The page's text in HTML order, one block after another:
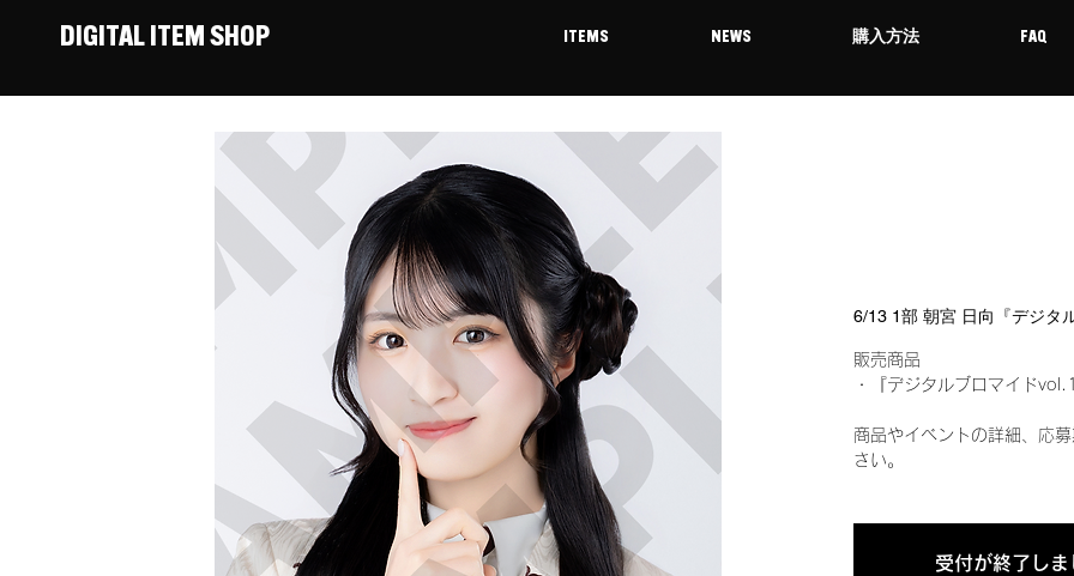
DIGITAL ITEM SHOP ITEMS NEWS 購入方法 FAQ
6/13 1部 朝宮 日向『デジタ
販売商品
・『デジタルブロマイド
商品やイベントの詳細、応
さい。
受付が終了しま